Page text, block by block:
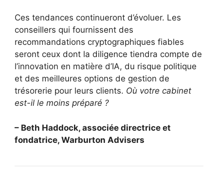
Ces tendances continueront d’évoluer. Les
conseillers qui fournissent des
recommandations cryptographiques fiables
seront ceux dont la diligence tiendra compte de
l’innovation en matière d’IA, du risque politique
et des meilleures options de gestion de
trésorerie pour leurs clients. Où votre cabinet
est-il le moins préparé ?
– Beth Haddock, associée directrice et
fondatrice, Warburton Advisers